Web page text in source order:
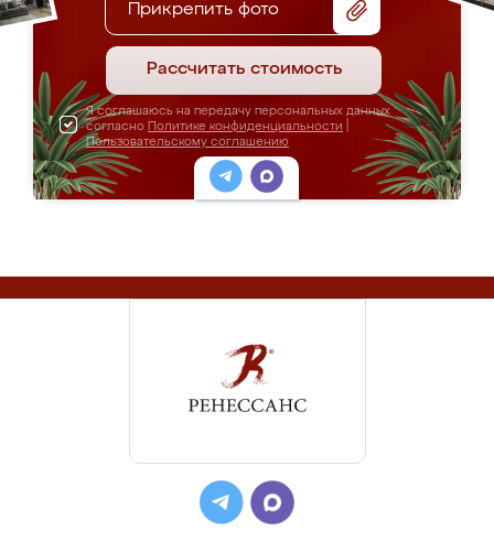
Прикрепить фото
Рассчитать стоимость
Я соглашаюсь на передачу персональных данных
согласно Политике конфиденциальности
Пользовательскому соглашению